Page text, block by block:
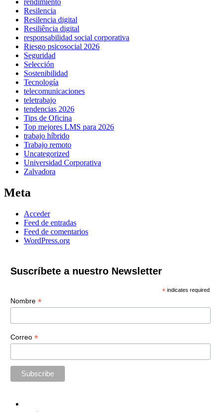
rendimiento
Resilencia
Resilencia digital
Resiliência digital
responsabilidad social corporativa
Riesgo psicosocial 2026
Seguridad
Selección
Sostenibilidad
Tecnología
telecomunicaciones
teletrabajo
tendencias 2026
Tips de Oficina
Top mejores LMS para 2026
trabajo híbrido
Trabajo remoto
Uncategorized
Universidad Corporativa
Zalvadora
Meta
Acceder
Feed de entradas
Feed de comentarios
WordPress.org
Suscríbete a nuestro Newsletter
* indicates required
Nombre *
Correo *